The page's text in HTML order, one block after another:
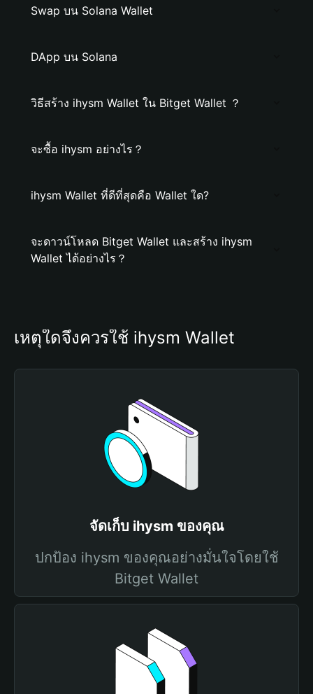
Swap บน Solana Wallet
DApp บน Solana
วิธีสร้าง ihysm Wallet ใน Bitget Wallet ？
จะซื้อ ihysm อย่างไร？
ihysm Wallet ที่ดีที่สุดคือ Wallet ใด?
จะดาวน์โหลด Bitget Wallet และสร้าง ihysm
Wallet ได้อย่างไร？
เหตุใดจึงควรใช้ ihysm Wallet
จัดเก็บ ihysm ของคุณ
ปกป้อง ihysm ของคุณอย่างมั่นใจโดยใช้
Bitget Wallet